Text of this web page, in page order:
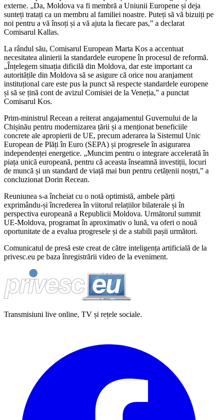
externe. „Da, Moldova va fi membră a Uniunii Europene și deja
sunteți tratați ca un membru al familiei noastre. Puteți să vă bizuiți pe
noi pentru a vă însoți și a vă ajuta la fiecare pas,” a declarat
Comisarul Kallas.
La rândul său, Comisarul European Marta Kos a accentuat
necesitatea alinierii la standardele europene în procesul de reformă.
„Înțelegem situația dificilă din Moldova, dar este important ca
autoritățile din Moldova să se asigure că orice nou aranjament
instituțional care este pus la punct să respecte standardele europene
și să se țină cont de avizul Comisiei de la Veneția,” a punctat
Comisarul Kos.
Prim-ministrul Recean a reiterat angajamentul Guvernului de la
Chișinău pentru modernizarea țării și a menționat beneficiile
concrete ale apropierii de UE, precum aderarea la Sistemul Unic
European de Plăți în Euro (SEPA) și progresele în asigurarea
independenței energetice. „Muncim pentru o integrare accelerată în
piața unică europeană, pentru că aceasta înseamnă investiții, locuri
de muncă și un standard de viață mai bun pentru cetățenii noștri,” a
concluzionat Dorin Recean.
Reuniunea s-a încheiat cu o notă optimistă, ambele părți
exprimându-și încrederea în viitorul relațiilor bilaterale și în
perspectiva europeană a Republicii Moldova. Următorul summit
UE-Moldova, programat în aproximativ o lună, va oferi o nouă
oportunitate de a evalua progresele și de a stabili pașii următori.
Comunicatul de presă este creat de către inteligența artificială de la
privesc.eu pe baza înregistrării video de la eveniment.
Transmisiuni live online, TV și rețele sociale.